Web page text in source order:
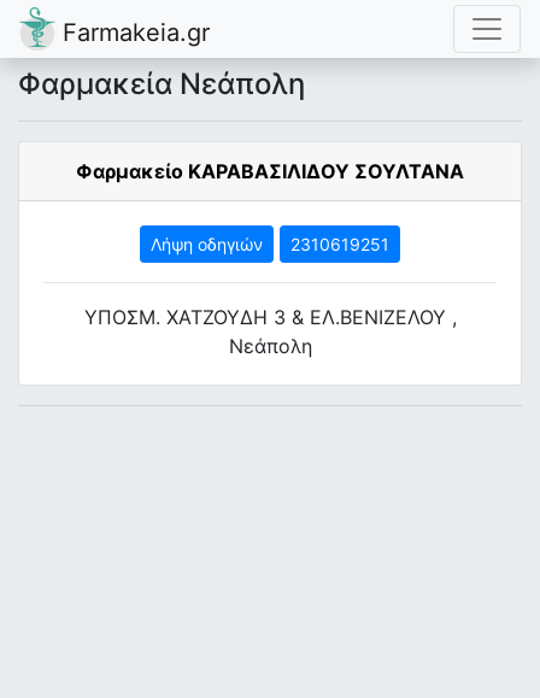
Farmakeia.gr
Φαρμακεία Νεάπολη
Φαρμακείο ΚΑΡΑΒΑΣΙΛΙΔΟΥ ΣΟΥΛΤΑΝΑ
Λήψη οδηγιών 2310619251
ΥΠΟΣΜ. ΧΑΤΖΟΥΔΗ 3 & ΕΛ.ΒΕΝΙΖΕΛΟΥ ,
Νεάπολη